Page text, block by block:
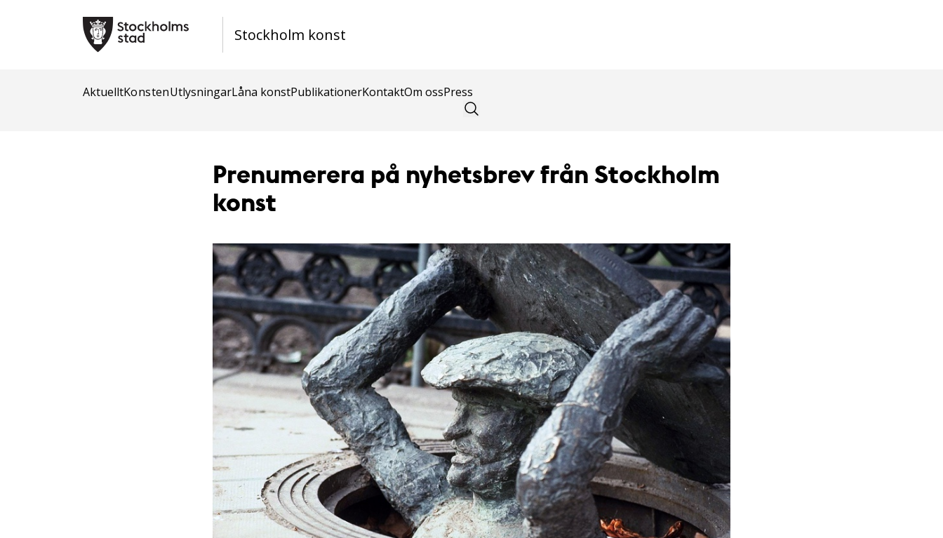
Stockholm konst
AktuelltKonstenUtlysningarLåna konstPublikationerKontaktOm ossPress
Prenumerera på nyhetsbrev från Stockholm
konst